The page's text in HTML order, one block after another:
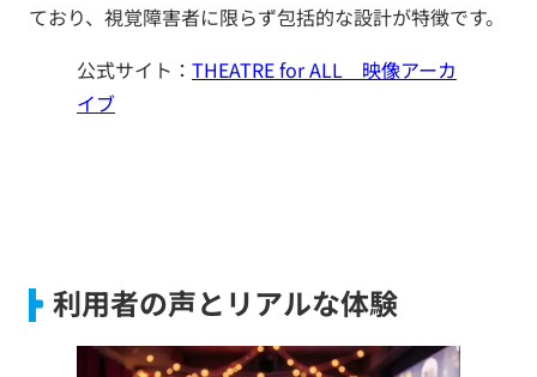
ており、視覚障害者に限らず包括的な設計が特徴です。
公式サイト： THEATRE for ALL 映像アーカ
イブ
利用者の声とリアルな体験